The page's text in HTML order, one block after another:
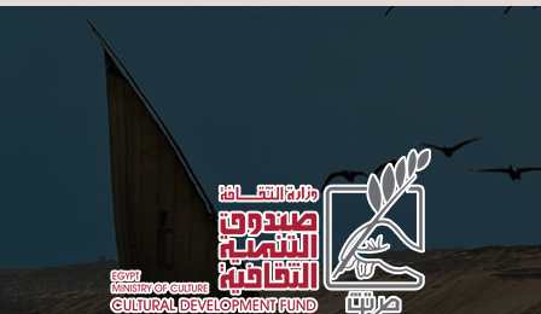
Skip to main content